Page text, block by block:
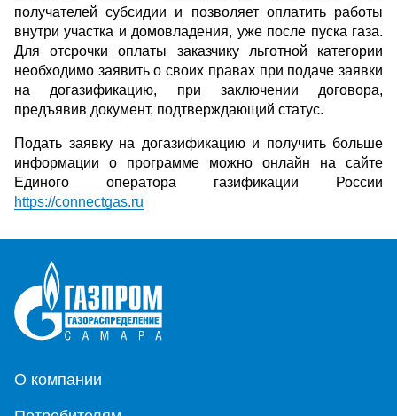
получателей субсидии и позволяет оплатить работы
внутри участка и домовладения, уже после пуска газа.
Для отсрочки оплаты заказчику льготной категории
необходимо заявить о своих правах при подаче заявки
на догазификацию, при заключении договора,
предъявив документ, подтверждающий статус.
Подать заявку на догазификацию и получить больше
информации о программе можно онлайн на сайте
Единого оператора газификации России
https://connectgas.ru
О компании